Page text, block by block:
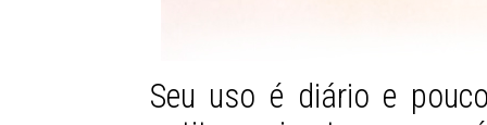
Seu uso é diário e